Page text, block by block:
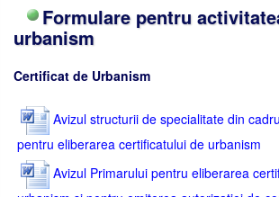
Formulare pentru
urbanism
Certificat de Urbanism
Avizul structurii de specialitate din
pentru eliberarea certificatului de urbanism
Avizul Primarului pentru eliberarea